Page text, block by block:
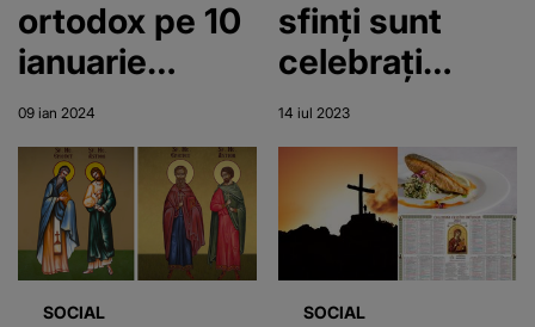
ortodox pe 10
ianuarie
2024?
Biserica
Ortodoxă
Română
cinstește doi
sfinți
09 ian 2024
sfinți sunt
celebrați
sâmbăta
aceasta?
14 iul 2023
SOCIAL SOCIAL